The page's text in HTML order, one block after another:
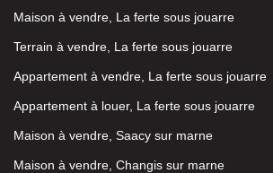
Maison à vendre, La ferte sous jouarre
Terrain à vendre, La ferte sous jouarre
Appartement à vendre, La ferte sous jouarre
Appartement à louer, La ferte sous jouarre
Maison à vendre, Saacy sur marne
Maison à vendre, Changis sur marne